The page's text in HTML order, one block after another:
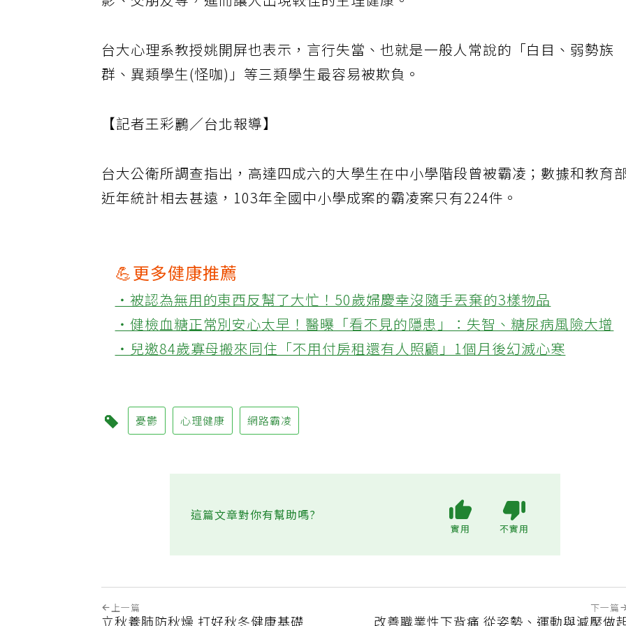
影、交朋友等，進而讓人出現較佳的生理健康。
台大心理系教授姚開屏也表示，言行失當、也就是一般人常說的「白目、弱勢族
群、異類學生(怪咖)」等三類學生最容易被欺負。
【記者王彩鸝／台北報導】
台大公衛所調查指出，高達四成六的大學生在中小學階段曾被霸凌；數據和教育
近年統計相去甚遠，103年全國中小學成案的霸凌案只有224件。
💪更多健康推薦
‧被認為無用的東西反幫了大忙！50歲婦慶幸沒隨手丟棄的3樣物品
‧健檢血糖正常別安心太早！醫曝「看不見的隱患」：失智、糖尿病風險大增
‧兒邀84歲寡母搬來同住「不用付房租還有人照顧」1個月後幻滅心寒
憂鬱 心理健康 網路霸凌
上一篇 下一篇